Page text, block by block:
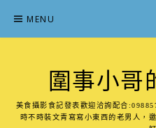
content
MENU
圍事小哥
美食攝影食記發表歡迎洽詢配合
時不時裝文青寫寫小東西的老男人，